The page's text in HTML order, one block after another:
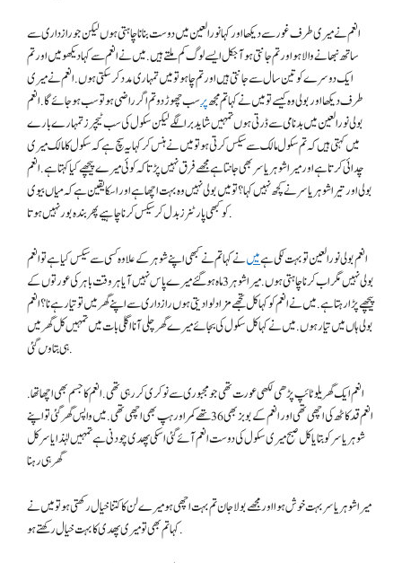
انعم نے میری طرف غور سے دیکھا اور کہا نورالعین میں دوست بنانا چاہتی ہوں لیکن جو رازداری سے
ساتھ نبھانے والا ہو اور تم جانتی ہو آجکل ایسے لوگ کم ملتے ہیں. میں نے انعم سے کہا دیکھو میں اور تم
ایک دوسرے کو تین سال سے جانتی ہیں اور تم چاہو تو میں تمہاری مدد کر سکتی ہوں. انعم نے میری
طرف دیکھا اور بولی وہ کیسے تو میں نے کہا تم مجھپرسب چھوڑ دو تم اگر راضی ہو تو سب ہو جائے گا. انعم
بولی نورالعین میں بدنامی سے ڈرتی ہوں تمہیں شاید برا لگے لیکن سکول کی سب ٹیچرز تمہارے بارے
میں کہتی ہیں کہ تم سکول مالک سے سیکس کرتی ہو تو میں نے ہنس کر کہا یہ سچ ہے کہ سکول کا مالک میری
چدائی کرتا ہے اور میرا شوہر یاسر بھی جانتا ہے مجھے فرق نہیں پڑتا کہ کوئی میرے پیچھے کیا کہتا ہے. انعم
بولی اور تیرا شوہر یاسر نے کچھ نہیں کہا؟ تو میں بولی نہیں وہ بہت اچھا ہے اور اسکا یقین ہے کہ میاں بیوی
کو کبھی پارٹنرز بدل کر سیکس کرنا چاہیے پھر بندہ بور نہیں ہوتا.
انعم بولی نورالعین تو بہت لکی ہےمیںنے کہا تم نے کبھی اپنے شوہر کے علاوہ کسی سے سیکس کیا ہے تو انعم
بولی نہیں مگر اب کرنا چاہتی ہوں. میرا شوہر 3 ماہ ہوگئے میرے پاس نہیں آیا ہر وقت باہر کی عورتوں کے
پیچھے پڑا رہتا ہے. میں نے انعم کو کہا کل تجھے مزا دلوا دیتی ہوں رازداری سے اپنے گھر میں تو تیار ہے نا؟ انعم
بولی ہاں میں تیار ہوں. میں نے کہا کل سکول کی بجائے میرے گھر چلی آنا اگلی بات میں تمہیں کل گھر میں
ہی بتاو‍ں گئی.
انعم ایک گھریلو ٹائپ پڑھی لکھی عورت تھی جو مجبوری سے نوکری کر رہی تھی. انعم کا جسم بھی اچھا تھا.
انعم قد کاٹھ کی اچھی تھی اور انعم کے بوبز بھی 36 تھے کمر اور ہپ بھی اچھی تھی. میں واپس گھر گئی تو اپنے
شوہر یاسر کو بتایا کل صبح میری سکول کی دوست انعم آئے گئی اسکی پھدی چودنی ہے تمہیں لہٰذا یاسرکل
گھر ہی رہنا
میرا شوہر یاسر بہت خوش ہوا اور مجھے بولا جان تم بہت اچھی ہو میرے لن کا کتنا خیال رکھتی ہو تو میں نے
کہا تم بھی تو میری پھدی کا بہت خیال رکھتے ہو.